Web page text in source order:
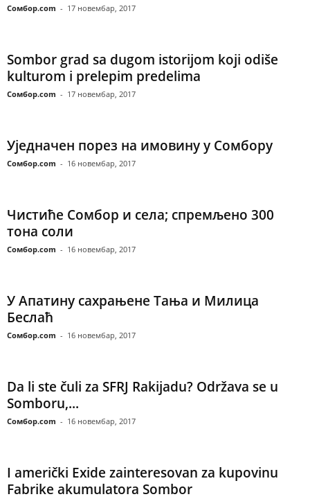
Сомбор.com - 17 новембар, 2017
Sombor grad sa dugom istorijom koji odiše
kulturom i prelepim predelima
Сомбор.com - 17 новембар, 2017
Уједначен порез на имовину у Сомбору
Сомбор.com - 16 новембар, 2017
Чистиће Сомбор и села; спремљено 300
тона соли
Сомбор.com - 16 новембар, 2017
У Апатину сахрањене Тања и Милица
Беслаћ
Сомбор.com - 16 новембар, 2017
Da li ste čuli za SFRJ Rakijadu? Održava se u
Somboru,...
Сомбор.com - 16 новембар, 2017
I američki Exide zainteresovan za kupovinu
Fabrike akumulatora Sombor